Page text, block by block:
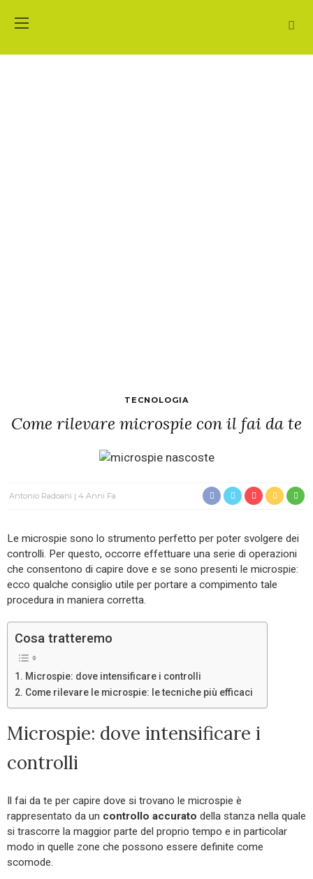
TECNOLOGIA
Come rilevare microspie con il fai da te
Antonio Radoani 4 Anni Fa
Le microspie sono lo strumento perfetto per poter svolgere dei
controlli. Per questo, occorre effettuare una serie di operazioni
che consentono di capire dove e se sono presenti le microspie:
ecco qualche consiglio utile per portare a compimento tale
procedura in maniera corretta.
Cosa tratteremo
Microspie: dove intensificare i controlli
Come rilevare le microspie: le tecniche più efficaci
Microspie: dove intensificare i
controlli
Il fai da te per capire dove si trovano le microspie è
rappresentato da un controllo accurato della stanza nella quale
si trascorre la maggior parte del proprio tempo e in particolar
modo in quelle zone che possono essere definite come
scomode.